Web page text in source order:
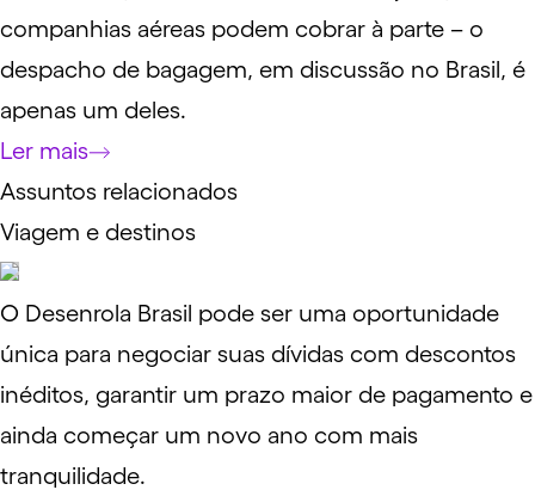
companhias aéreas podem cobrar à parte – o
despacho de bagagem, em discussão no Brasil, é
apenas um deles.
Ler mais
Assuntos relacionados
Viagem e destinos
O Desenrola Brasil pode ser uma oportunidade
única para negociar suas dívidas com descontos
inéditos, garantir um prazo maior de pagamento e
ainda começar um novo ano com mais
tranquilidade.